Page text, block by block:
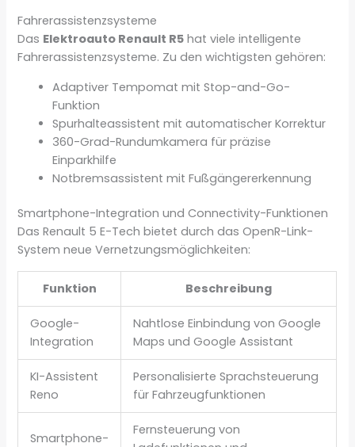
Fahrerassistenzsysteme
Das Elektroauto Renault R5 hat viele intelligente
Fahrerassistenzsysteme. Zu den wichtigsten gehören:
Adaptiver Tempomat mit Stop-and-Go-
Funktion
Spurhalteassistent mit automatischer Korrektur
360-Grad-Rundumkamera für präzise
Einparkhilfe
Notbremsassistent mit Fußgängererkennung
Smartphone-Integration und Connectivity-Funktionen
Das Renault 5 E-Tech bietet durch das OpenR-Link-
System neue Vernetzungsmöglichkeiten:
Funktion Beschreibung
Google-
Integration
Nahtlose Einbindung von Google
Maps und Google Assistant
KI-Assistent
Reno
Personalisierte Sprachsteuerung
für Fahrzeugfunktionen
Smartphone-
Fernsteuerung von